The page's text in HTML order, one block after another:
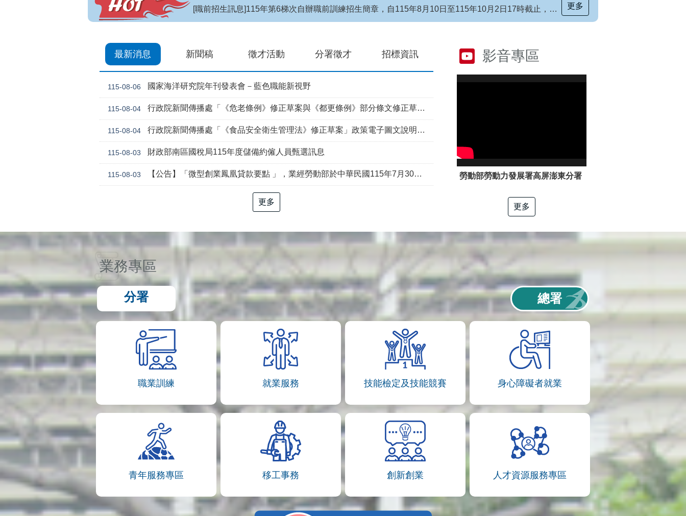
【招生訊息】115年度第4梯次自辦在職進修訓練招生簡章
更多
最新消息 新聞稿 徵才活動 分署徵才 招標資訊
115-08-06 國家海洋研究院年刊發表會－藍色職能新視野
115-08-04 行政院新聞傳播處「《危老條例》修正草案與《都更條例》部分條文修正草案」政策電子圖文說明資料
115-08-04 行政院新聞傳播處「《食品安全衛生管理法》修正草案」政策電子圖文說明資料
115-08-03 財政部南區國稅局115年度儲備約僱人員甄選訊息
115-08-03 【公告】「微型創業鳳凰貸款要點 」，業經勞動部於中華民國115年7月30日以勞動發創字第1150509757號令修正發布，並自115年8月1日生效。
更多
影音專區
勞動部勞動力發展署高屏澎東分署「電工冷凍」職類介紹
更多
業務專區
分署 總署
職業訓練 就業服務 技能檢定及技能競賽 身心障礙者就業
青年服務專區 移工事務 創新創業 人才資源服務專區